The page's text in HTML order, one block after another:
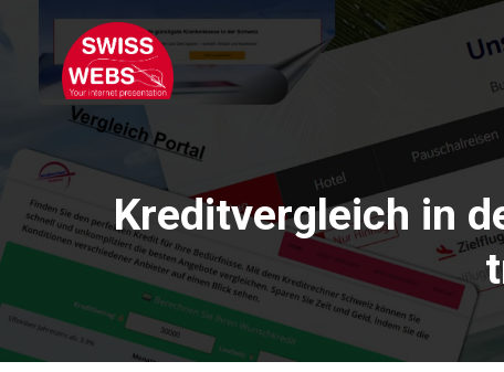
content
Kreditvergleich in